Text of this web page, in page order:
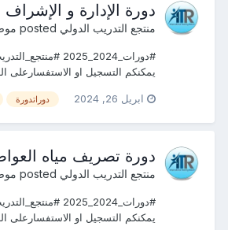
دورة الإدارة و
منتجع التدريب الدولي
يمكنكم التسجيل او الاستفسارعلى
ابريل 26, 2024 دوراتدورة
دورة تصريف مياه
منتجع التدريب الدولي
يمكنكم التسجيل او الاستفسارعلى